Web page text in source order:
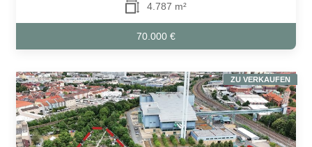
4.787 m²
70.000 €
ZU VERKAUFEN